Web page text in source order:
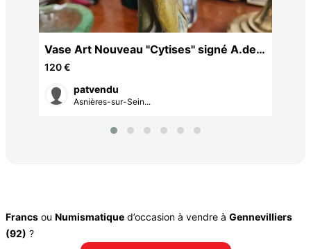
Vase Art Nouveau "Cytises" signé A.de
Raudery - Étain patiné
120 €
patvendu
Asnières-sur-Sein...
Francs ou Numismatique d’occasion à vendre à Gennevilliers
(92) ?